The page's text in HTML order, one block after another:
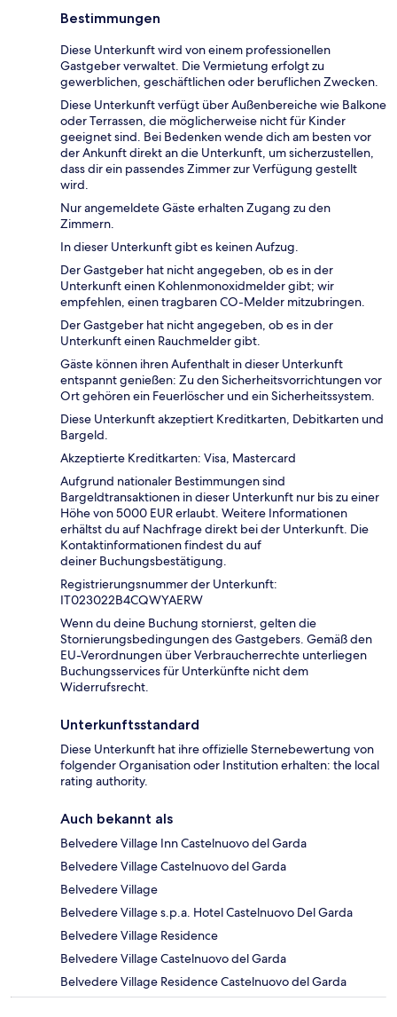
Bestimmungen
Diese Unterkunft wird von einem professionellen
Gastgeber verwaltet. Die Vermietung erfolgt zu
gewerblichen, geschäftlichen oder beruflichen Zwecken.
Diese Unterkunft verfügt über Außenbereiche wie Balkone
oder Terrassen, die möglicherweise nicht für Kinder
geeignet sind. Bei Bedenken wende dich am besten vor
der Ankunft direkt an die Unterkunft, um sicherzustellen,
dass dir ein passendes Zimmer zur Verfügung gestellt
wird.
Nur angemeldete Gäste erhalten Zugang zu den
Zimmern.
In dieser Unterkunft gibt es keinen Aufzug.
Der Gastgeber hat nicht angegeben, ob es in der
Unterkunft einen Kohlenmonoxidmelder gibt; wir
empfehlen, einen tragbaren CO-Melder mitzubringen.
Der Gastgeber hat nicht angegeben, ob es in der
Unterkunft einen Rauchmelder gibt.
Gäste können ihren Aufenthalt in dieser Unterkunft
entspannt genießen: Zu den Sicherheitsvorrichtungen vor
Ort gehören ein Feuerlöscher und ein Sicherheitssystem.
Diese Unterkunft akzeptiert Kreditkarten, Debitkarten und
Bargeld.
Akzeptierte Kreditkarten: Visa, Mastercard
Aufgrund nationaler Bestimmungen sind
Bargeldtransaktionen in dieser Unterkunft nur bis zu einer
Höhe von 5000 EUR erlaubt. Weitere Informationen
erhältst du auf Nachfrage direkt bei der Unterkunft. Die
Kontaktinformationen findest du auf
deiner Buchungsbestätigung.
Registrierungsnummer der Unterkunft:
IT023022B4CQWYAERW
Wenn du deine Buchung stornierst, gelten die
Stornierungsbedingungen des Gastgebers. Gemäß den
EU-Verordnungen über Verbraucherrechte unterliegen
Buchungsservices für Unterkünfte nicht dem
Widerrufsrecht.
Unterkunftsstandard
Diese Unterkunft hat ihre offizielle Sternebewertung von
folgender Organisation oder Institution erhalten: the local
rating authority.
Auch bekannt als
Belvedere Village Inn Castelnuovo del Garda
Belvedere Village Castelnuovo del Garda
Belvedere Village
Belvedere Village s.p.a. Hotel Castelnuovo Del Garda
Belvedere Village Residence
Belvedere Village Castelnuovo del Garda
Belvedere Village Residence Castelnuovo del Garda